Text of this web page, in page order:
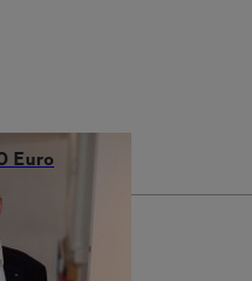
Euro